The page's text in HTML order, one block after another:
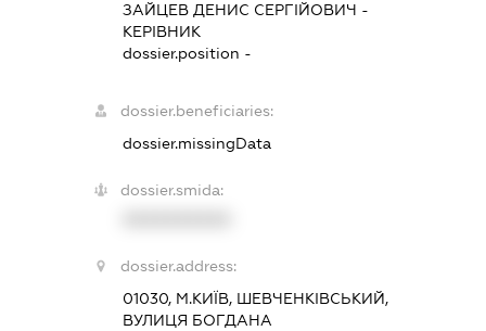
ЗАЙЦЕВ ДЕНИС СЕРГІЙОВИЧ -
КЕРІВНИК
dossier.position -
dossier.beneficiaries:
dossier.missingData
dossier.smida:
dossier.address:
01030, М.КИЇВ, ШЕВЧЕНКІВСЬКИЙ,
ВУЛИЦЯ БОГДАНА